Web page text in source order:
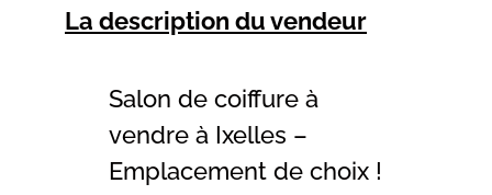
La description du vendeur
Salon de coiffure à
vendre à Ixelles –
Emplacement de choix !